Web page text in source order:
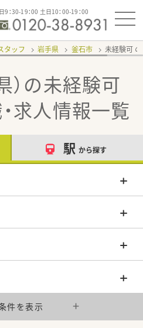
9：30-19：00 土日10：00-19：00
タッフ 岩手県 釜石市 未経験可
）の未経験可
求人情報一覧
駅 から探す
件を表示